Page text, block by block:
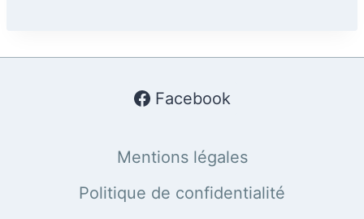
Facebook
Mentions légales
Politique de confidentialité